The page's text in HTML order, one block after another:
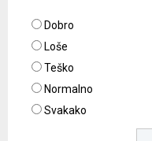
Dobro
Loše
Teško
Normalno
Svakako